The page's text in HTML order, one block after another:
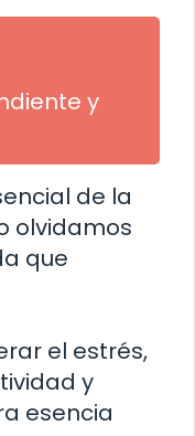
y
de la
olvidamos
que
el estrés,
y
esencia